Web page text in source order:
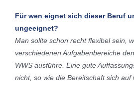
Für wen eignet sich dieser Beruf
ungeeignet?
Man sollte schon recht flexibel sein,
verschiedenen Aufgabenbereiche
WWS ausführe. Eine gute
nicht, so wie die Bereitschaft sich auf